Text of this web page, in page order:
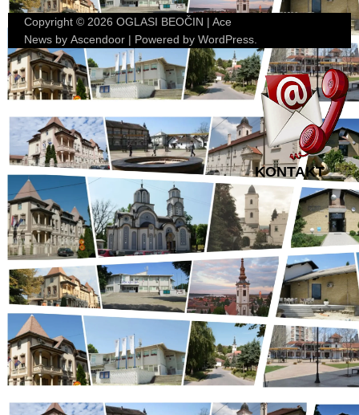
Copyright © 2026 OGLASI BEOČIN | Ace
News by Ascendoor | Powered by WordPress
KONTAKT